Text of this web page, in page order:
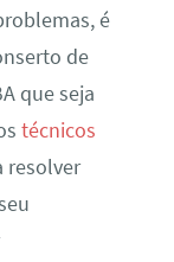
é
de
que seja
técnicos
resolver